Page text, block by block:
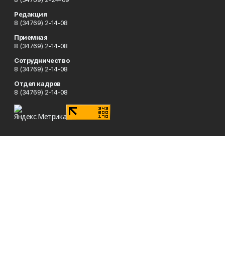
Редакция
8 (34769) 2-14-08
Приемная
8 (34769) 2-14-08
Сотрудничество
8 (34769) 2-14-08
Отдел кадров
8 (34769) 2-14-08